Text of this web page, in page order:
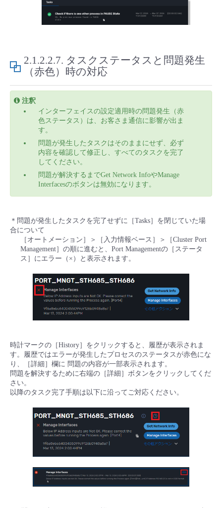
2.1.2.2.7. タスクステータスと問題発生
（赤色）時の対応
注釈
インターフェイスの設定適用時の問題発生（赤
色ステータス）は、お客さま通信に影響が出ま
す。
問題が発生したタスクはそのままにせず、必ず
内容を確認して修正し、すべてのタスクを完了
してください。
問題が解決するまでGet Network InfoやManage
Interfacesのボタンは無効になります。
＊問題が発生したタスクを完了せずに［Tasks］を閉じていた場
合について
［オートメーション］＞［入力情報ベース］＞［Cluster Port
Management］の順に進むと、Port Managementの［ステータ
ス］にエラー（×）と表示されます。
時計マークの［History］をクリックすると、履歴が表示されま
す。履歴ではエラーが発生したプロセスのステータスが赤色にな
り、［詳細］欄に 問題の内容が一部表示されます。
問題を解決するために右端の［詳細］ボタンをクリックしてくだ
さい。
以降のタスク完了手順は以下に沿ってご対応ください。